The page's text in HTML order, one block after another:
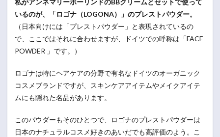
私がアンネマリーボーリンドのBBクリームとセットで使って
いるのが、「ロゴナ（LOGONA）」のプレストパウダー。
（日本向けには「プレストパウダー」と表現されているの
で、ここではそれに合わせますが、ドイツでの呼称は「FACE
POWDER 」です。）
ロゴナは特にヘアケアの分野で有名なドイツのオーガニック
コスメブランドですが、スキンケアアイテムやメイクアイテ
ムにも隠れた名品があります。
このパウダーもそのひとつで、ロゴナのプレストパウダーは
日本のナチュラルコスメ好きのあいだでも高評価のよう。こ